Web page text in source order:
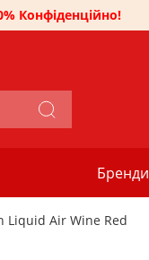
Конфіденційно!
Бренди
Liquid Air Wine Red